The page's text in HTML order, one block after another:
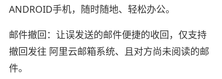
ANDROID手机，随时随地、轻松办公。
邮件撤回：让误发送的邮件便捷的收回，仅支持
撤回发往 阿里云邮箱系统、且对方尚未阅读的邮
件。